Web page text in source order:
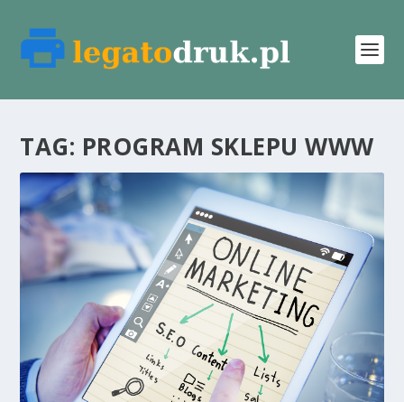
TAG: PROGRAM SKLEPU WWW